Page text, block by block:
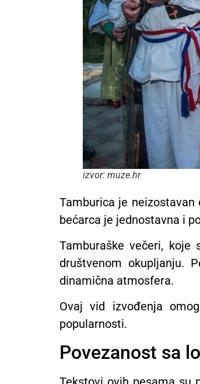
izvor: muze.hr
Tamburica je
bećarca je jednostavna i
Tamburaške večeri,
društvenom okupljanju.
dinamična atmosfera.
Ovaj vid izvođenja
popularnosti.
Povezanost sa